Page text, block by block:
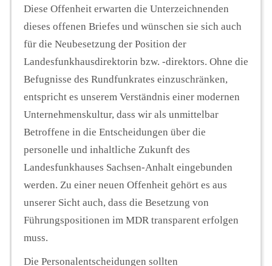
Diese Offenheit erwarten die Unterzeichnenden
dieses offenen Briefes und wünschen sie sich auch
für die Neubesetzung der Position der
Landesfunkhausdirektorin bzw. -direktors. Ohne die
Befugnisse des Rundfunkrates einzuschränken,
entspricht es unserem Verständnis einer modernen
Unternehmenskultur, dass wir als unmittelbar
Betroffene in die Entscheidungen über die
personelle und inhaltliche Zukunft des
Landesfunkhauses Sachsen-Anhalt eingebunden
werden. Zu einer neuen Offenheit gehört es aus
unserer Sicht auch, dass die Besetzung von
Führungspositionen im MDR transparent erfolgen
muss.
Die Personalentscheidungen sollten